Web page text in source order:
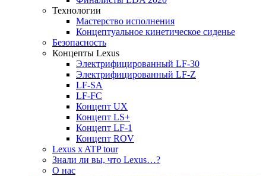
Технологии
Мастерство исполнения
Концептуальное кинетическое сиденье
Безопасность
Концепты Lexus
Электрифицированный LF-30
Электрифицированный LF-Z
LF-SA
LF-FC
Концепт UX
Концепт LS+
Концепт LF-1
Концепт ROV
Lexus x ATP tour
Знали ли вы, что Lexus…?
О нас